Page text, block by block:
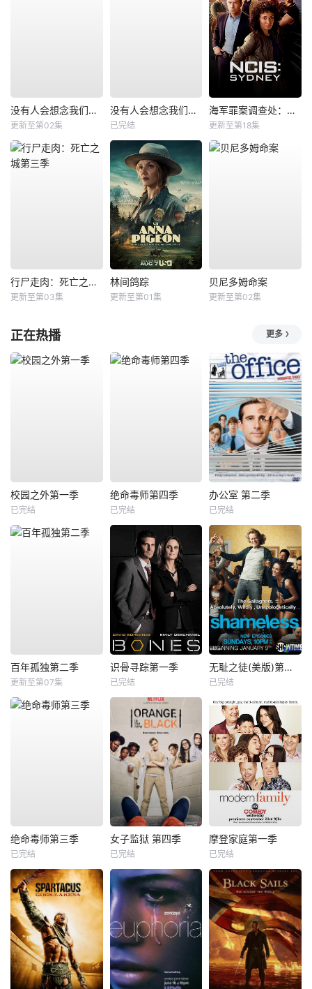
没有人会想念我们第二季
更新至第02集
没有人会想念我们第一季
已完结
海军罪案调查处：悉尼第三季
更新至第18集
行尸走肉：死亡之城第三季
更新至第03集
林间鸽踪
更新至第01集
贝尼多姆命案
更新至第02集
正在热播 更多
校园之外第一季
已完结
绝命毒师第四季
已完结
办公室 第二季
已完结
百年孤独第二季
更新至第07集
识骨寻踪第一季
已完结
无耻之徒(美版)第一季
已完结
绝命毒师第三季
已完结
女子监狱 第四季
已完结
摩登家庭第一季
已完结